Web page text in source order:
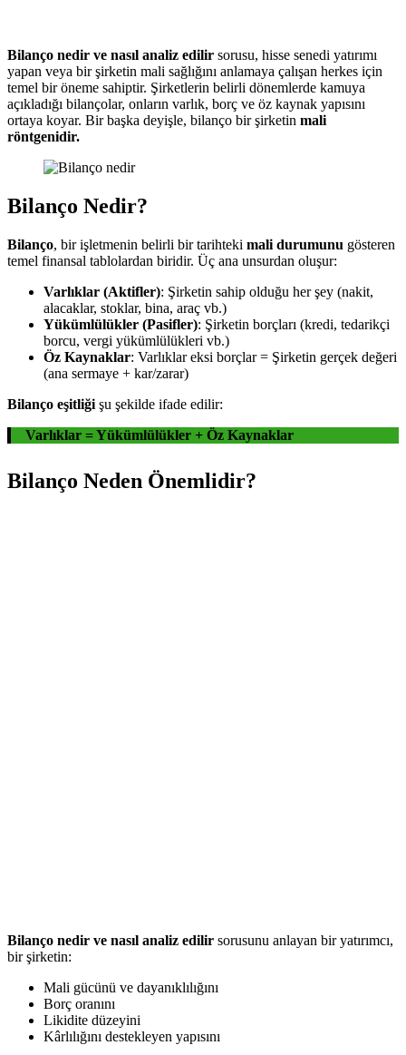
Bilanço nedir ve nasıl analiz edilir sorusu, hisse senedi yatırımı
yapan veya bir şirketin mali sağlığını anlamaya çalışan herkes için
temel bir öneme sahiptir. Şirketlerin belirli dönemlerde kamuya
açıkladığı bilançolar, onların varlık, borç ve öz kaynak yapısını
ortaya koyar. Bir başka deyişle, bilanço bir şirketin mali
röntgenidir.
Bilanço Nedir?
Bilanço, bir işletmenin belirli bir tarihteki mali durumunu gösteren
temel finansal tablolardan biridir. Üç ana unsurdan oluşur:
Varlıklar (Aktifler): Şirketin sahip olduğu her şey (nakit,
alacaklar, stoklar, bina, araç vb.)
Yükümlülükler (Pasifler): Şirketin borçları (kredi, tedarikçi
borcu, vergi yükümlülükleri vb.)
Öz Kaynaklar: Varlıklar eksi borçlar = Şirketin gerçek değeri
(ana sermaye + kar/zarar)
Bilanço eşitliği şu şekilde ifade edilir:
Varlıklar = Yükümlülükler + Öz Kaynaklar
Bilanço Neden Önemlidir?
Bilanço nedir ve nasıl analiz edilir sorusunu anlayan bir yatırımcı,
bir şirketin:
Mali gücünü ve dayanıklılığını
Borç oranını
Likidite düzeyini
Kârlılığını destekleyen yapısını